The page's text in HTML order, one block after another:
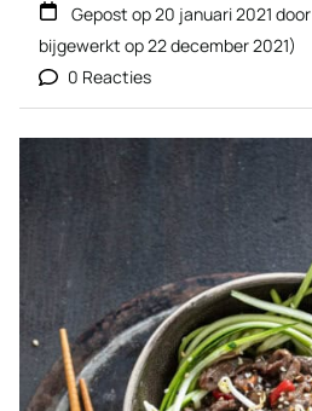
Gepost op20 januari 2021 door
bijgewerkt op22 december 2021)
0 Reacties